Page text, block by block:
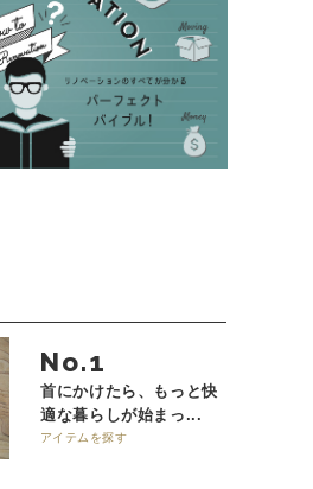
No.
首にかけたら、もっと快
適な暮らしが始まっ...
アイテムを探す